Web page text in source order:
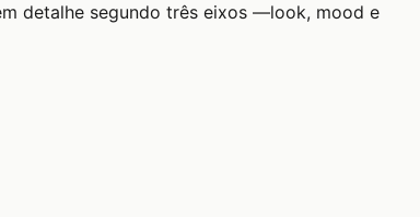
detalhe segundo três eixos —look, mood e